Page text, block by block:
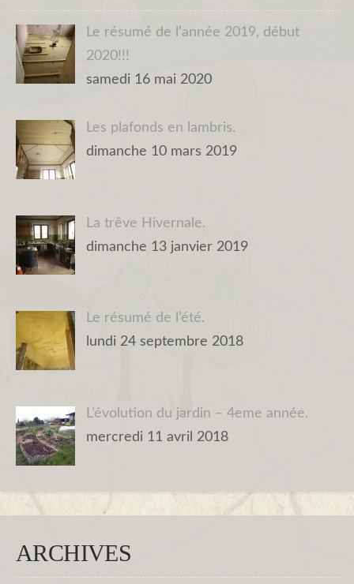
Le résumé de l’année 2019, début
2020!!!
samedi 16 mai 2020
Les plafonds en lambris.
dimanche 10 mars 2019
La trêve Hivernale.
dimanche 13 janvier 2019
Le résumé de l’été.
lundi 24 septembre 2018
L’évolution du jardin – 4eme année.
mercredi 11 avril 2018
ARCHIVES